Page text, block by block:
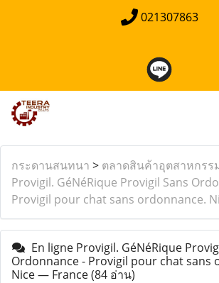
021307863
กระดานสนทนา > ตลาดสินค้าอุตสาหกรร
Provigil. GéNéRique Provigil Sans
Provigil pour chat sans ordonnance.
En ligne Provigil. GéNéRique
Ordonnance - Provigil pour chat sans
Nice — France(84 อ่าน)